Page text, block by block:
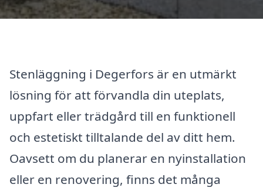
Stenläggning i Degerfors är en utmärkt
lösning för att förvandla din uteplats,
uppfart eller trädgård till en funktionell
och estetiskt tilltalande del av ditt hem.
Oavsett om du planerar en nyinstallation
eller en renovering, finns det många